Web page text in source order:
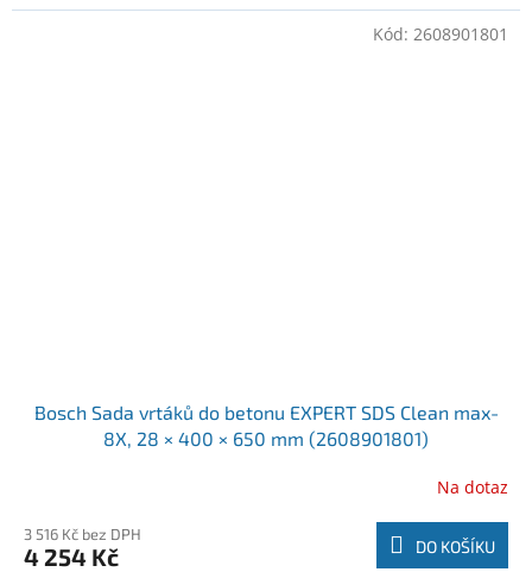
Bosch Sada vrtáků do betonu EXPERT SDS Clean max-
8X, 28 × 400 × 650 mm (2608901801)
Na dotaz
3 516 Kč bez DPH
4 254 Kč DO KOŠÍKU
Kód: 2608901801